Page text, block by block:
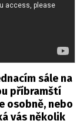
sále na
příbramští
osobně, nebo
vás několik